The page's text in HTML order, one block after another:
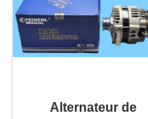
Alternateur de